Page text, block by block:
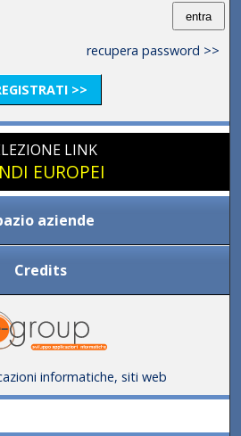
recupera password >>
>>
LINK
EUROPEI
aziende
Credits
informatiche, siti web